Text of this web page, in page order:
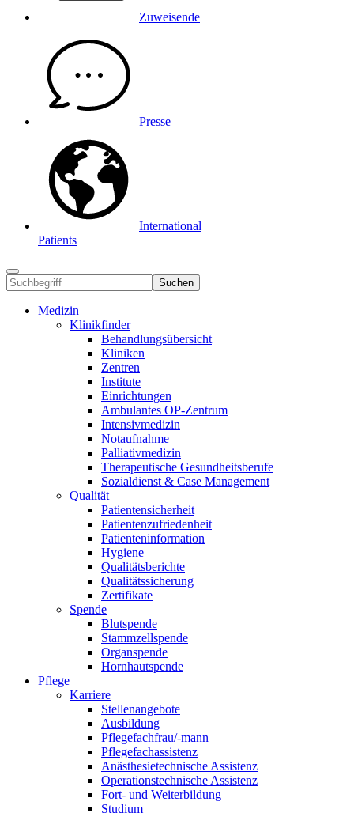
Zuweisende
Presse
International
Patients
Suchen
Medizin
Klinikfinder
Behandlungsübersicht
Kliniken
Zentren
Institute
Einrichtungen
Ambulantes OP-Zentrum
Intensivmedizin
Notaufnahme
Palliativmedizin
Therapeutische Gesundheitsberufe
Sozialdienst & Case Management
Qualität
Patientensicherheit
Patientenzufriedenheit
Patienteninformation
Hygiene
Qualitätsberichte
Qualitätssicherung
Zertifikate
Spende
Blutspende
Stammzellspende
Organspende
Hornhautspende
Pflege
Karriere
Stellenangebote
Ausbildung
Pflegefachfrau/-mann
Pflegefachassistenz
Anästhesietechnische Assistenz
Operationstechnische Assistenz
Fort- und Weiterbildung
Studium